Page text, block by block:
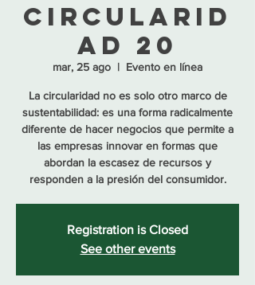
Circularid
ad 20
mar, 25 ago
  |
Evento en línea
La circularidad no es solo otro marco de
sustentabilidad: es una forma radicalmente
diferente de hacer negocios que permite a
las empresas innovar en formas que
abordan la escasez de recursos y
responden a la presión del consumidor.
Registration is Closed
See other events